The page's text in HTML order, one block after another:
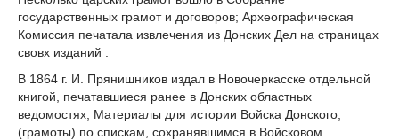
государственных грамот и договоров; Археографическая
Комиссия печатала извлечения из Донских Дел на страницах
свовх изданий .
В 1864 г. И. Прянишников издал в Новочеркасске отдельной
книгой, печатавшиеся ранее в Донских областных
ведомостях, Материалы для истории Войска Донского,
(грамоты) по спискам, сохранявшимся в Войсковом